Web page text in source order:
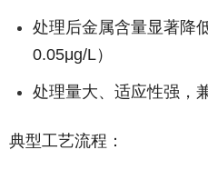
处理后金属含量显著降
0.05μg/L）
处理量大、适应性强，
典型工艺流程：